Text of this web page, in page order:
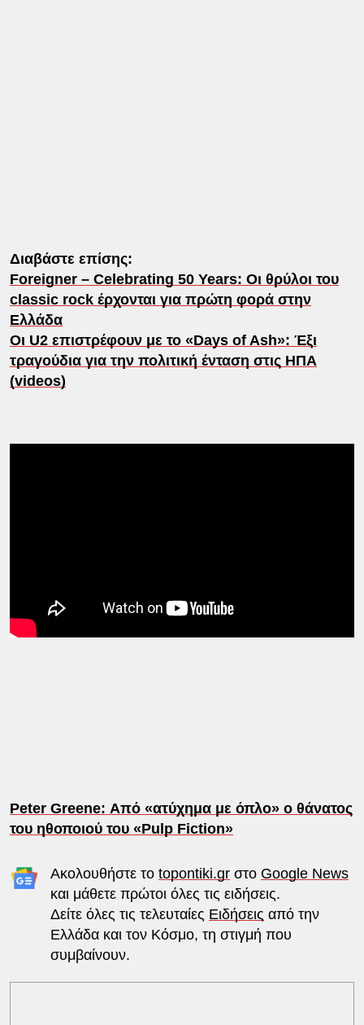
Διαβάστε επίσης:
Foreigner – Celebrating 50 Years: Οι θρύλοι του
classic rock έρχονται για πρώτη φορά στην
Ελλάδα
Οι U2 επιστρέφουν με το «Days of Ash»: Έξι
τραγούδια για την πολιτική ένταση στις ΗΠΑ
(videos)
Peter Greene: Από «ατύχημα με όπλο» ο θάνατος
του ηθοποιού του «Pulp Fiction»
Ακολουθήστε το topontiki.grστο Google News
και μάθετε πρώτοι όλες τις ειδήσεις.
Δείτε όλες τις τελευταίες Ειδήσεις από την
Ελλάδα και τον Κόσμο, τη στιγμή που
συμβαίνουν.